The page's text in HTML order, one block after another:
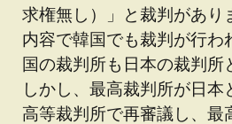
求権無し）」と裁判があ
内容で韓国でも裁判が行
国の裁判所も日本の裁判
しかし、最高裁判所が日
高等裁判所で再審議し、最